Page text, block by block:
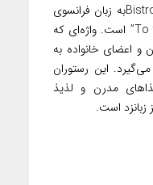
شاید جالب باشد که بدانید Bistro a Tableبه زبان فرانسوی
به معنی ” به سمت میز” یا “To the table” است. واژه‌ای که
و اعضای خانواده به
این رستوران
مدرن و لذیذ
است.